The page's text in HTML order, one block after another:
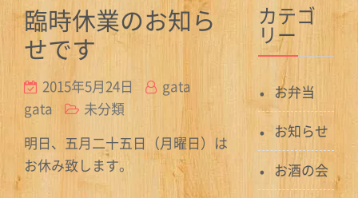
臨時休業のお知ら
せです
2015年5月24日
gata
gata
未分類
明日、五月二十五日（月曜日）は
お休み致します。
カテゴ
リー
お弁当
お知らせ
お酒の会